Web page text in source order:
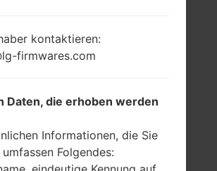
zu
Pixel
der
1.0 GHz Cortex-A9
512MB
kontaktieren:
firmwares.com
Daten, die erhoben werden
Informationen, die Sie
Folgendes: